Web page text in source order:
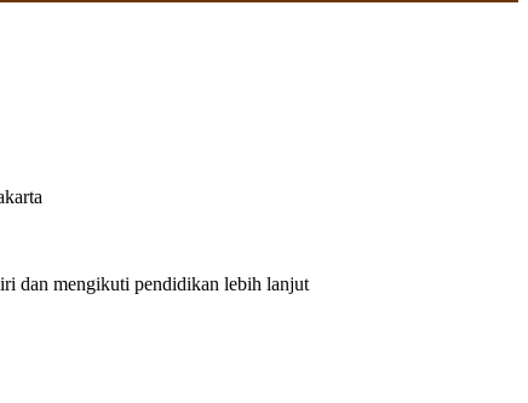
dan mengikuti pendidikan lebih lanjut